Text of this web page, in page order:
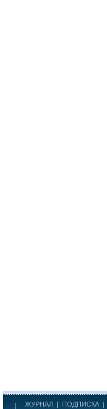
ЖУРНАЛ | ПОДПИСКА |